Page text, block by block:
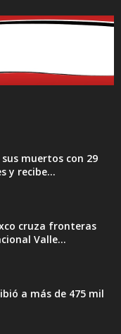
muertos con 29
y recibe...
cruza fronteras
Valle...
a más de 475 mil